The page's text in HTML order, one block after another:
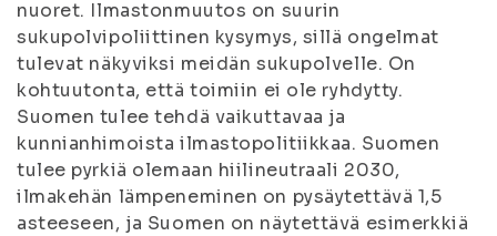
nuoret. Ilmastonmuutos on suurin
sukupolvipoliittinen kysymys, sillä ongelmat
tulevat näkyviksi meidän sukupolvelle. On
kohtuutonta, että toimiin ei ole ryhdytty.
Suomen tulee tehdä vaikuttavaa ja
kunnianhimoista ilmastopolitiikkaa. Suomen
tulee pyrkiä olemaan hiilineutraali 2030,
ilmakehän lämpeneminen on pysäytettävä 1,5
asteeseen, ja Suomen on näytettävä esimerkkiä